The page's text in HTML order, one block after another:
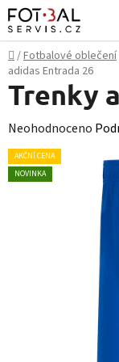
Přejít
na
obsah
Domů
/Fotbalové oblečení
adidas Entrada 26
Trenky
Průměrné
hodnocení
produktu
Neohodnoceno
AKČNÍ CENA
NOVINKA